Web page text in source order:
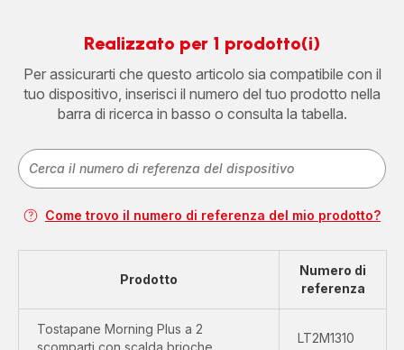
Realizzato per 1 prodotto(i)
Per assicurarti che questo articolo sia compatibile con il
tuo dispositivo, inserisci il numero del tuo prodotto nella
barra di ricerca in basso o consulta la tabella.
Come trovo il numero di referenza del mio prodotto?
Prodotto
Numero di
referenza
Tostapane Morning Plus a 2
scomparti con scalda brioche
LT2M1310